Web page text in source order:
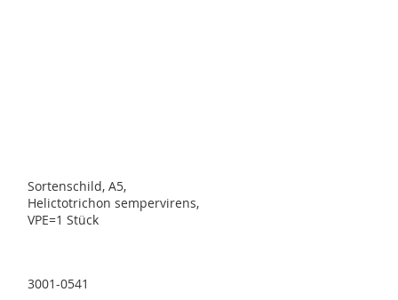
Sortenschild, A5,
Helictotrichon sempervirens,
VPE=1 Stück
3001-0541